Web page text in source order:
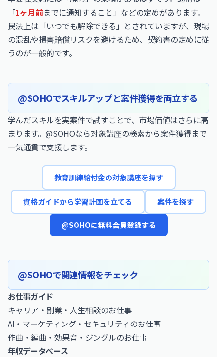
「1ヶ月前までに通知すること」などの定めがあります。
民法上は「いつでも解除できる」とされていますが、現場
の混乱や損害賠償リスクを避けるため、契約書の定めに従
うのが一般的です。
@SOHOでスキルアップと案件獲得を両立する
学んだスキルを実案件で試すことで、市場価値はさらに高
まります。@SOHOなら対象講座の検索から案件獲得まで
一気通貫で支援します。
教育訓練給付金の対象講座を探す
資格ガイドから学習計画を立てる 案件を探す
@SOHOに無料会員登録する
@SOHOで関連情報をチェック
お仕事ガイド
キャリア・副業・人生相談のお仕事
AI・マーケティング・セキュリティのお仕事
作曲・編曲・効果音・ジングルのお仕事
年収データベース